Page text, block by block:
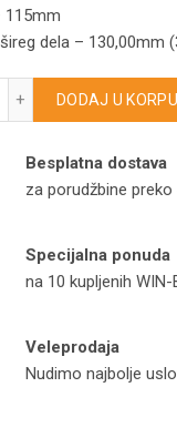
115mm
dela – 130,00mm
DODAJ U KORPU
Besplatna dostava
za porudžbine preko
Specijalna ponuda
na 10 kupljenih
Veleprodaja
Nudimo najbolje